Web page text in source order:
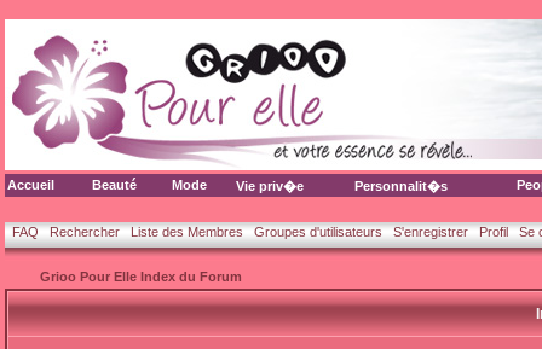
Accueil Beauté Mode Vie priv�e Personnalit�s
FAQ Rechercher Liste des Membres Groupes d'utilisateurs S'enregistrer Profil Se
Grioo Pour Elle Index du Forum